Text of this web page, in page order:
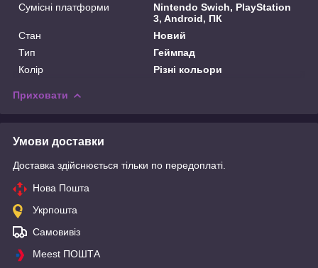
Сумісні платформи
Nintendo Swich, PlayStation
3, Android, ПК
Стан
Новий
Тип
Геймпад
Колір
Різні кольори
Приховати
Умови доставки
Доставка здійснюється тільки по передоплаті.
Нова Пошта
Укрпошта
Самовивіз
Meest ПОШТА